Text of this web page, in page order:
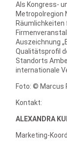
Als Kongress-
Metropolregion
Räumlichkeiten
Auszeichnung
Qualitätsprofil
Standorts
internationale
Foto: © Marcus
Kontakt:
ALEXANDRA
Marketing-